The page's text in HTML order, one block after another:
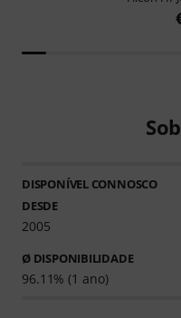
DISPONÍVEL CONNOSCO
DESDE
2005
Ø DISPONIBILIDADE
96.11% (1 ano)